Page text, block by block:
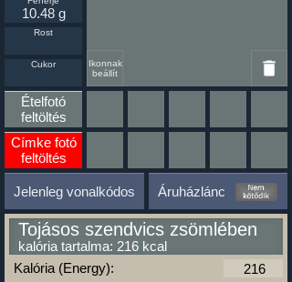
Ikonnak
beállít
10.48 g
Rost
Cukor
Ételfotó
feltöltés
Címke fotó
feltöltés
Jelenleg vonalkódos Áruházlánc
Tojásos szendvics zsömlében
kalória tartalma: 216 kcal
Kalória (Energy):